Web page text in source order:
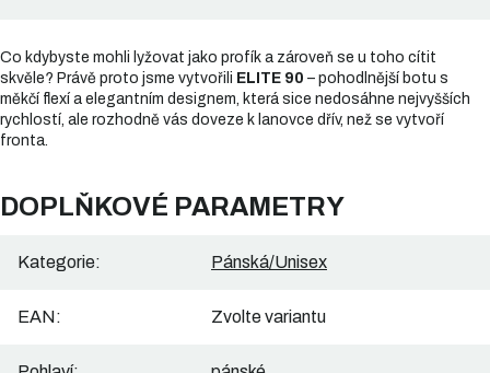
Co kdybyste mohli lyžovat jako profík a zároveň se u toho cítit
skvěle? Právě proto jsme vytvořili ELITE 90 – pohodlnější botu s
měkčí flexí a elegantním designem, která sice nedosáhne nejvyšších
rychlostí, ale rozhodně vás doveze k lanovce dřív, než se vytvoří
fronta.
DOPLŇKOVÉ PARAMETRY
Kategorie: Pánská/Unisex
EAN: Zvolte variantu